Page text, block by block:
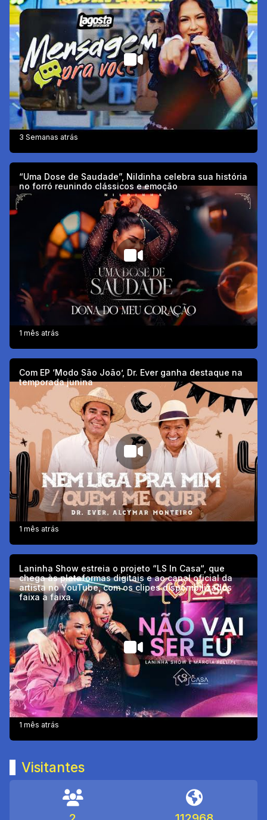
3 Semanas atrás
“Uma Dose de Saudade”, Nildinha celebra sua história
no forró reunindo clássicos e emoção
1 mês atrás
Com EP ‘Modo São João’, Dr. Ever ganha destaque na
temporada junina
1 mês atrás
Laninha Show estreia o projeto “LS In Casa“, que
chega às plataformas digitais e ao canal oficial da
artista no YouTube, com os clipes disponibilizados
faixa a faixa.
1 mês atrás
Visitantes